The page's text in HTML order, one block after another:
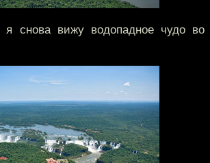
я снова вижу водопадное чудо во